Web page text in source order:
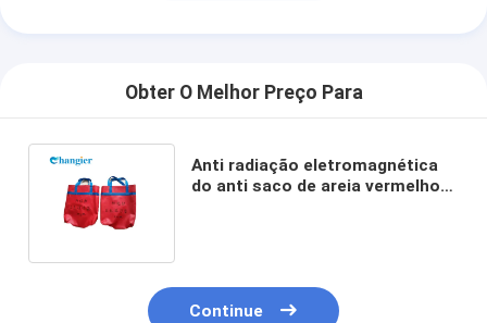
Obter O Melhor Preço Para
Anti radiação eletromagnética
do anti saco de areia vermelho
Continue